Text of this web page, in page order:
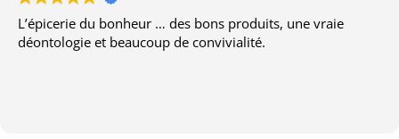
L’épicerie du bonheur … des bons produits, une vraie
déontologie et beaucoup de convivialité.